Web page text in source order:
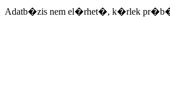
Adatb�zis nem el�rhet�, k�rlek